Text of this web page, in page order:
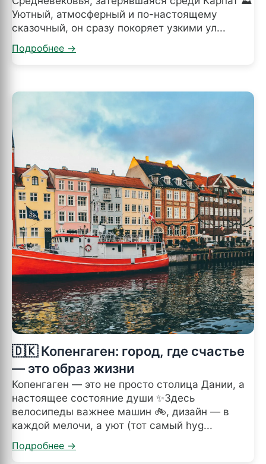
Уютный, атмосферный и по-настоящему
сказочный, он сразу покоряет узкими ул...
🇩🇰 Копенгаген: город, где счастье
— это образ жизни
Копенгаген — это не просто столица Дании, а
настоящее состояние души ✨Здесь
велосипеды важнее машин 🚲, дизайн — в
каждой мелочи, а уют (тот самый hyg...